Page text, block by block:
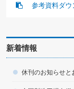
参考資料ダウ
新着情報
休刊のお知らせと